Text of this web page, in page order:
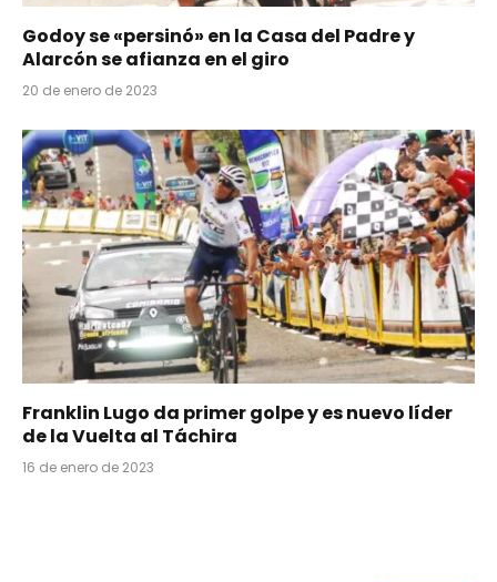
Godoy se «persinó» en la Casa del Padre y
Alarcón se afianza en el giro
20 de enero de 2023
Franklin Lugo da primer golpe y es nuevo líder
de la Vuelta al Táchira
16 de enero de 2023